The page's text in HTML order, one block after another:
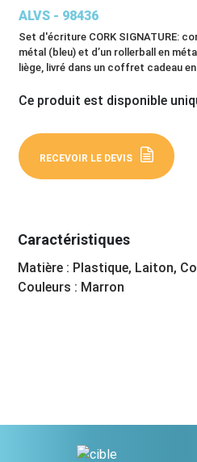
ALVS - 98436
Set d'écriture CORK SIGNATURE:
métal (bleu) et d’un rollerball en
liège, livré dans un coffret cadeau
Ce produit est disponible
RECEVOIR LE DEVIS
Caractéristiques
Matière : Plastique, Laiton,
Couleurs : Marron